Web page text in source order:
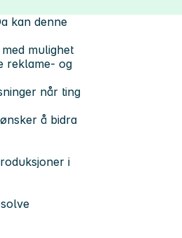
kan denne
mulighet
reklame- og
når ting
å bidra
i